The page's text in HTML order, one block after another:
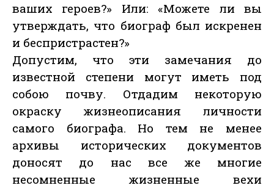
ваших героев?» Или: «Можете ли вы
утверждать, что биограф был искренен
и беспристрастен?»
Допустим, что эти замечания до
известной степени могут иметь под
собою почву. Отдадим некоторую
окраску жизнеописания личности
самого биографа. Но тем не менее
архивы исторических документов
доносят до нас все же многие
несомненные жизненные вехи